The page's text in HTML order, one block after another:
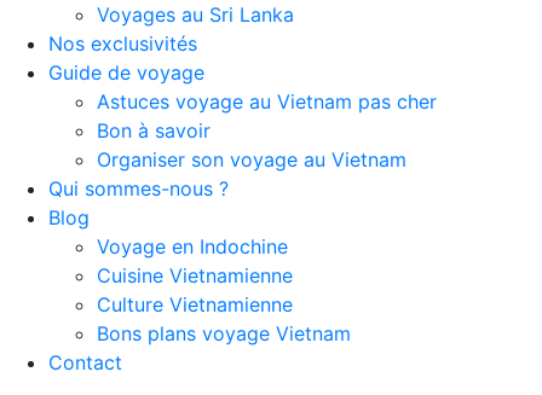
Voyages au Sri Lanka
Nos exclusivités
Guide de voyage
Astuces voyage au Vietnam pas cher
Bon à savoir
Organiser son voyage au Vietnam
Qui sommes-nous ?
Blog
Voyage en Indochine
Cuisine Vietnamienne
Culture Vietnamienne
Bons plans voyage Vietnam
Contact